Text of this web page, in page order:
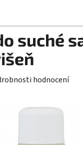
suché
hodnocení